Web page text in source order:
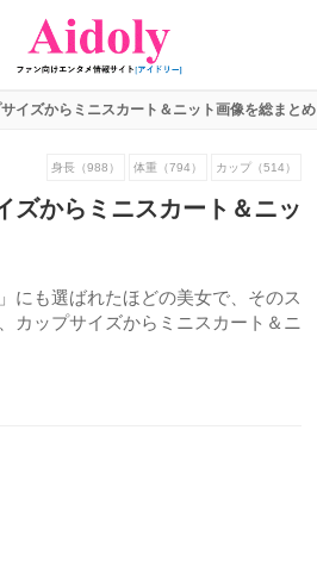
イズからミニスカート＆ニット画像を総まとめ
身長（988） 体重（794） カップ（514）
ズからミニスカート＆ニッ
にも選ばれたほどの美女で、そのス
カップサイズからミニスカート＆ニ